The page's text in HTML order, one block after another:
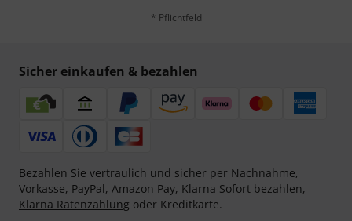
* Pflichtfeld
Sicher einkaufen & bezahlen
Bezahlen Sie vertraulich und sicher per Nachnahme,
Vorkasse, PayPal, Amazon Pay, Klarna Sofort bezahlen,
Klarna Ratenzahlung oder Kreditkarte.